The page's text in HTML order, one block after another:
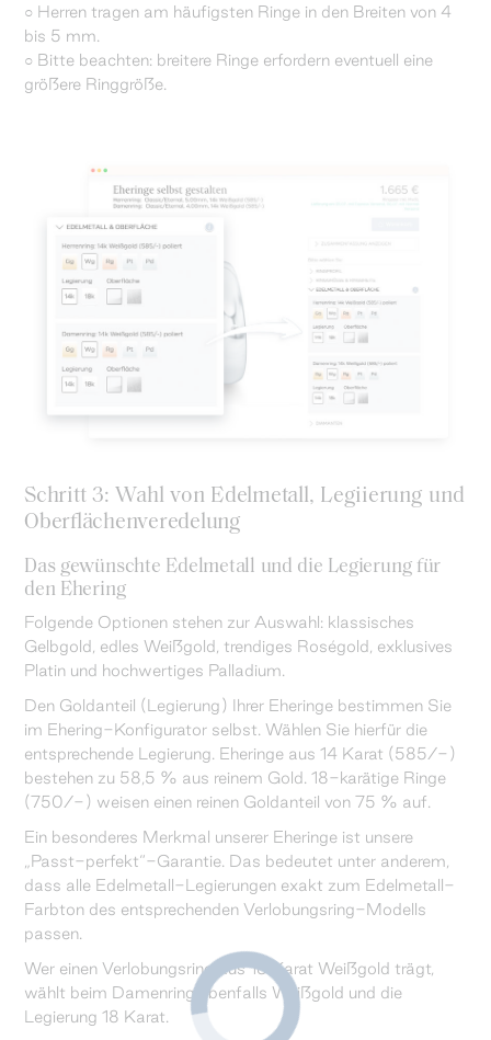
○ Herren tragen am häufigsten Ringe in den Breiten von 4
bis 5 mm.
○ Bitte beachten: breitere Ringe erfordern eventuell eine
größere Ringgröße.
Schritt 3: Wahl von Edelmetall, Legiierung und
Oberflächenveredelung
Das gewünschte Edelmetall und die Legierung für
den Ehering
Folgende Optionen stehen zur Auswahl: klassisches
Gelbgold, edles Weißgold, trendiges Roségold, exklusives
Platin und hochwertiges Palladium.
Den Goldanteil (Legierung) Ihrer Eheringe bestimmen Sie
im Ehering-Konfigurator selbst. Wählen Sie hierfür die
entsprechende Legierung. Eheringe aus 14 Karat (585/-)
bestehen zu 58,5 % aus reinem Gold. 18-karätige Ringe
(750/-) weisen einen reinen Goldanteil von 75 % auf.
Ein besonderes Merkmal unserer Eheringe ist unsere
„Passt-perfekt“-Garantie. Das bedeutet unter anderem,
dass alle Edelmetall-Legierungen exakt zum Edelmetall-
Farbton des entsprechenden Verlobungsring-Modells
passen.
Wer einen Verlobungsring aus 18 Karat Weißgold trägt,
wählt beim Damenring ebenfalls Weißgold und die
Legierung 18 Karat.